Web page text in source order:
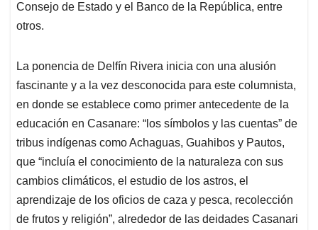
Consejo de Estado y el Banco de la República, entre
otros.
La ponencia de Delfín Rivera inicia con una alusión
fascinante y a la vez desconocida para este columnista,
en donde se establece como primer antecedente de la
educación en Casanare: “los símbolos y las cuentas” de
tribus indígenas como Achaguas, Guahibos y Pautos,
que “incluía el conocimiento de la naturaleza con sus
cambios climáticos, el estudio de los astros, el
aprendizaje de los oficios de caza y pesca, recolección
de frutos y religión”, alrededor de las deidades Casanari